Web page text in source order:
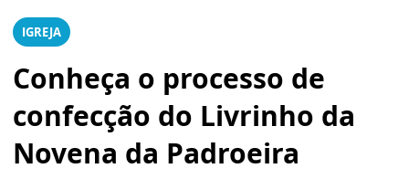
IGREJA
Conheça o processo de
confecção do Livrinho da
Novena da Padroeira